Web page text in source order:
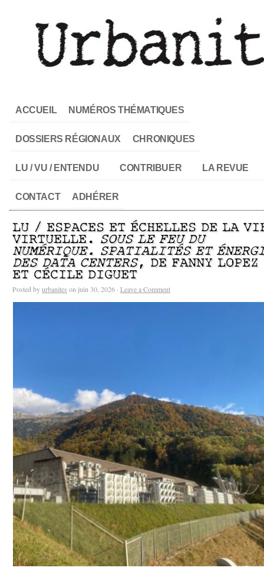
ACCUEIL NUMÉROS THÉMATIQUES
DOSSIERS RÉGIONAUX CHRONIQUES
LU / VU / ENTENDU CONTRIBUER LA REVUE
CONTACT ADHÉRER
LU / ESPACES ET ÉCHELLES DE LA
VIRTUELLE. SOUS LE FEU DU
NUMÉRIQUE. SPATIALITÉS ET
DES DATA CENTERS, DE FANNY LOPEZ
ET CÉCILE DIGUET
Posted byurbanites on juin 30, 2026 · Leave a Comment